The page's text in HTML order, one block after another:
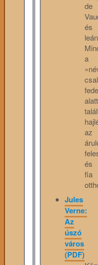
de
és
a
alatt
az
és
fia
Jules
Verne:
Az
úszó
város
(PDF)